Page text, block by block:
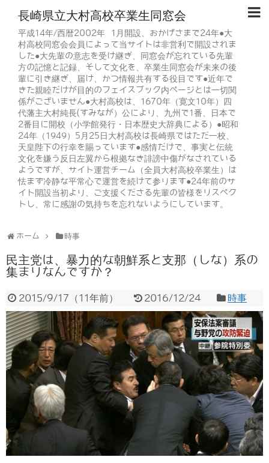
長崎県立大村高校卒業生同窓会
平成14年/西暦2002年 1月開設、おかげさまで24年●大
村高校同窓会会員によって当サイトは非営利で開設されま
した●大先輩の意志を受け継ぎ、同窓会が忘れている先輩
方の記憶と記録、そして文化を、卒業生同窓会が未来の後
輩に引き継ぎ、届け、かつ情報共有する役目です●近年で
きた親睦だけが目的のフェイスブック内ページとは一切関
係がございません●大村高校は、1670年（寛文10年）四
代藩主大村純長(すみなが）公により、九州で1番、日本で
2番目に開校（小学館発行・日本歴史大辞典による）●昭和
24年（1949）5月25日大村高校は長崎県ではただ一校、
天皇陛下の行幸を賜っています●感情だけで、事実と伝統
文化を嫌う反日左翼から根拠なき誹謗中傷がなされている
ようですが、サイト運営チーム（全員大村高校卒業生）は
怯まず冷静な平常心で運営を続けて参ります●24年前のサ
イト開設当初より、ご支援くださる先輩の皆様をリスペク
トし、常に感謝の気持ちを忘れないようにしています。
ホーム 時事
民主党は、暴力的な朝鮮系と支那（しな）系の
集まりなんですか？
2015/9/17 （11年前） 2016/12/24 時事